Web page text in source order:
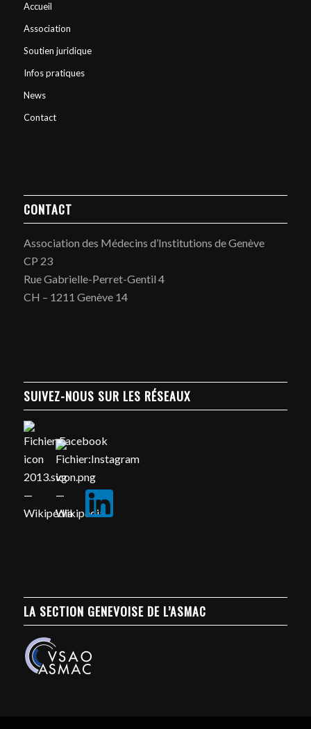
Accueil
Association
Soutien juridique
Infos pratiques
News
Contact
CONTACT
Association des Médecins d’Institutions de Genève
CP 23
Rue Gabrielle-Perret-Gentil 4
CH – 1211 Genève 14
SUIVEZ-NOUS SUR LES RÉSEAUX
LA SECTION GENEVOISE DE L’ASMAC